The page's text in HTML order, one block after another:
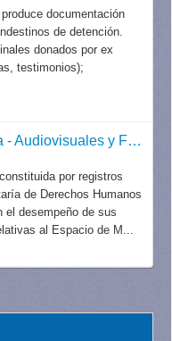
documentación
de detención.
donados por ex
testimonios);
Archivo Nacional de la Memoria - Audiovisuales y Fotografías
por registros
de Derechos Humanos
el desempeño de sus
al Espacio de M...